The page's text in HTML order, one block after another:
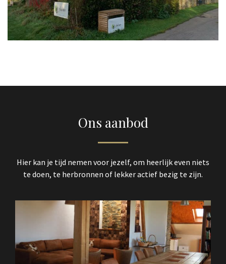
Ons aanbod
Hier kan je tijd nemen voor jezelf, om heerlijk even niets
te doen, te herbronnen of lekker actief bezig te zijn.